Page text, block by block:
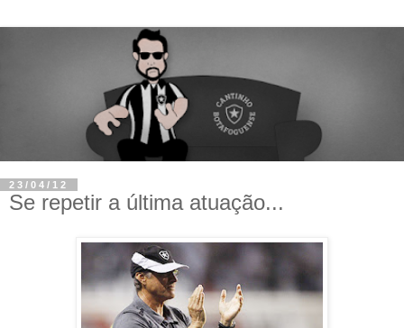
23/04/12
Se repetir a última atuação...